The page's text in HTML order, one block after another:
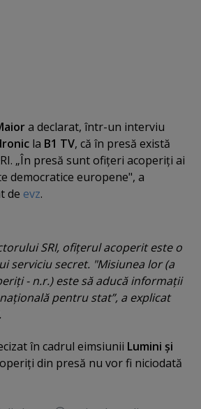
a declarat, într-un interviu
la B1 TV, că în presă există
„În presă sunt ofiţeri acoperiţi ai
democratice europene", a
de evz.
SRI, ofiţerul acoperit este o
serviciu secret. "Misiunea lor (a
- n.r.) este să aducă informaţii
pentru stat”, a explicat
în cadrul eimsiunii Lumini şi
din presă nu vor fi niciodată